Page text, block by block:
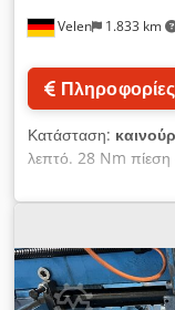
Velen 1.833 km
Πληροφορίες
Κατάσταση:
λεπτό. 28 Nm
1900 mm βάρος
πνευματικής
τεμ. Τσοκ χωρίς
εργασίας με
ή. Μαγνητική
Chsdpfxjd Iinue